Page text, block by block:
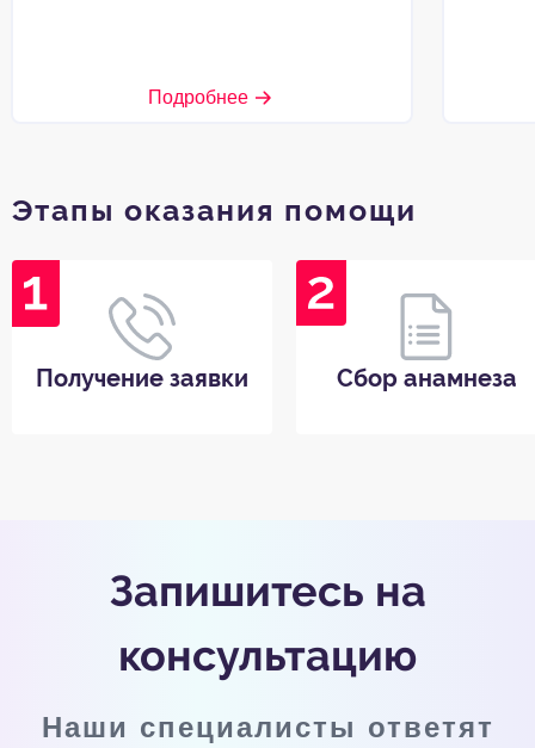
Подробнее
Этапы оказания помощи
Получение заявки Сбор анамнеза
Запишитесь на
консультацию
Наши специалисты ответят